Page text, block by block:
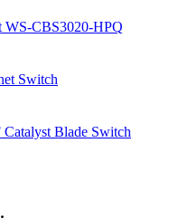
WS-CBS3020-HPQ
Switch
Blade Switch